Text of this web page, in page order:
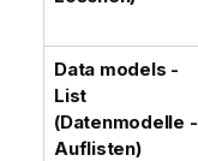
Data models -
List
(Datenmodelle -
Auflisten)